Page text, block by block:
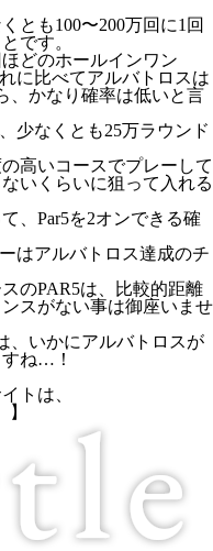
とも100〜200万回に1回
です。
どのホールインワン
に比べてアルバトロスは
、かなり確率は低いと言
少なくとも25万ラウンド
高いコースでプレーして
いくらいに狙って入れる
、Par5を2オンできる確
はアルバトロス達成のチ
のPAR5は、比較的距離
スがない事は御座いませ
、いかにアルバトロスが
ね…！
トは、